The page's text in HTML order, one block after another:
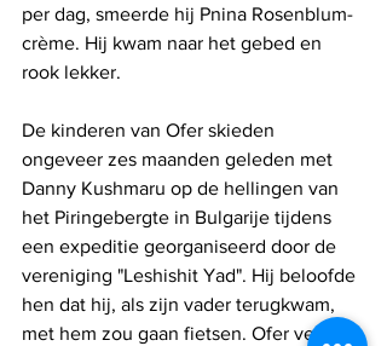
per dag, smeerde hij Pnina Rosenblum-
crème. Hij kwam naar het gebed en
rook lekker.
De kinderen van Ofer skieden
ongeveer zes maanden geleden met
Danny Kushmaru op de hellingen van
het Piringebergte in Bulgarije tijdens
een expeditie georganiseerd door de
vereniging "Leshishit Yad". Hij beloofde
hen dat hij, als zijn vader terugkwam,
met hem zou gaan fietsen. Ofer vertelt